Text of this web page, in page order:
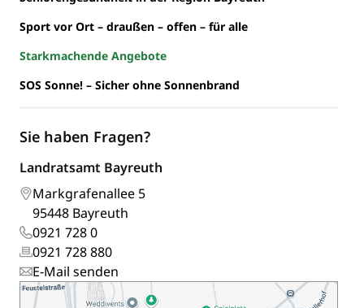
Sport vor Ort – draußen – offen – für alle
Starkmachende Angebote
SOS Sonne! – Sicher ohne Sonnenbrand
Sie haben Fragen?
Landratsamt Bayreuth
Markgrafenallee 5
95448 Bayreuth
0921 728 0
0921 728 880
E-Mail senden